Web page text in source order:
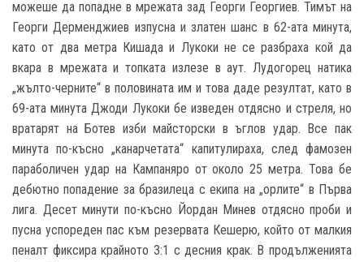
можеше да попадне в мрежата зад Георги Георгиев. Тимът на
Георги Дерменджиев изпусна и златен шанс в 62-ата минута,
като от два метра Кишада и Лукоки не се разбраха кой да
вкара в мрежата и топката излезе в аут. Лудогорец натика
„жълто-черните“ в половината им и това даде резултат, като в
69-ата минута Джоди Лукоки бе изведен отдясно и стреля, но
вратарят на Ботев изби майсторски в ъглов удар. Все пак
минута по-късно „канарчетата“ капитулираха, след фамозен
параболичен удар на Кампаняро от около 25 метра. Това бе
дебютно попадение за бразилеца с екипа на „орлите“ в Първа
лига. Десет минути по-късно Йордан Минев отдясно проби и
пусна успореден пас към резервата Кешерю, който от малкия
пеналт фиксира крайното 3:1 с десния крак. В продълженията